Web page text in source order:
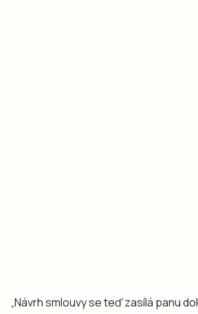
„Návrh smlouvy se teď zasílá panu